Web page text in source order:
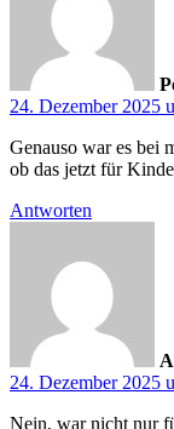
24. Dezember 2025
Genauso war es bei
ob das jetzt für
Antworten
24. Dezember 2025
Nein, war nicht nur